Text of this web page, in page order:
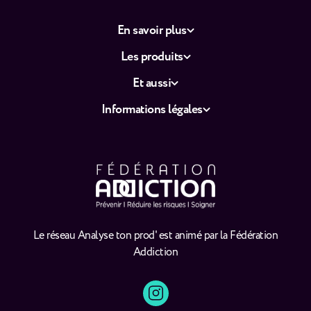
Le réseau Analyse ton prod' est animé par la Fédération
Addiction
En savoir plus
Les produits
Et aussi
Informations légales